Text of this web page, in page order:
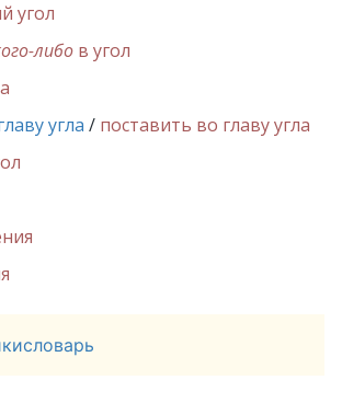
угол
либо в угол
угла / поставить во главу угла